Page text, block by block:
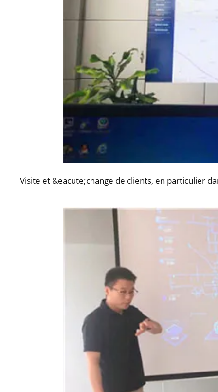
Visite et &eacute;change de clients, en particulier